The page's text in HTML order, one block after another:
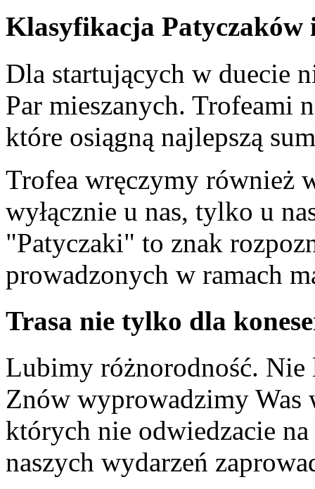
Klasyfikacja Patyczaków
Dla startujących w duecie
Par mieszanych. Trofeami
które osiągną najlepszą
Trofea wręczymy również
wyłącznie u nas, tylko u
"Patyczaki" to znak
prowadzonych w ramach
Trasa nie tylko dla
Lubimy różnorodność.
Znów wyprowadzimy Was
których nie odwiedzacie
naszych wydarzeń